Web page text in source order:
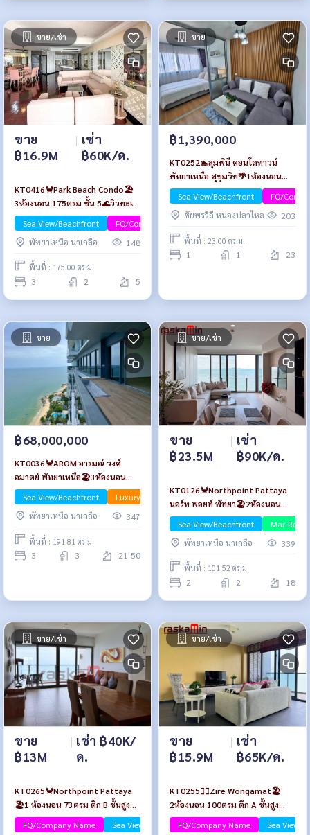
ขาย/เช่า
ขาย
฿16.9M
| เช่า
฿60K/ด.
KT0416🦀Park Beach Condo🏖️
3ห้องนอน 175ตรม ชั้น 5🌊วิวทะเล
พร้อมเฟอร์นิเจอร์
Sea View/Beachfront
FQ/Company Name
พัทยาเหนือ นาเกลือ
148
พื้นที่ : 175.00 ตร.ม.
3 2 5
ขาย
฿1,390,000
KT0252🏊ลุมพินี คอนโดทาวน์
พัทยาเหนือ-สุขุมวิท🌴1ห้องนอน
23ตรม ชั้น23 ตึกB พร้อม
เฟอร์นิเจอร์
Sea View/Beachfront
FQ/
ชัยพรวิถี หนองปลาไหล
203
พื้นที่ : 23.00 ตร.ม.
1 1 23
ขาย
฿68,000,000
KT0036🦀AROM อารมณ์ วงศ์
อมาตย์ พัทยาเหนือ🏖️3ห้องนอน
192ตรม ชั้น PH ห้องนั่งเล่นกว้าง
Sea View/Beachfront
Luxury
พัทยาเหนือ นาเกลือ
347
พื้นที่ : 191.81 ตร.ม.
3 3 21-50
ขาย/เช่า
ขาย
฿23.5M
| เช่า
฿90K/ด.
KT0126🦀Northpoint Pattaya
นอร์ท พอยท์ พัทยา🏖️2ห้องนอน
101ตรม ตึก A🌊วิวทะเล พร้อม
เฟอร์นิเจอร์
Sea View/Beachfront
Mar-Rent
พัทยาเหนือ นาเกลือ
339
พื้นที่ : 101.52 ตร.ม.
2 2 18
ขาย/เช่า
ขาย
฿13M
| เช่า ฿40K/
ด.
KT0265🦀Northpoint Pattaya
🏖️1 ห้องนอน 73ตรม ตึก B ชั้นสูง🌊
วิวทะเล พร้อมเฟอร์นิเจอร์
FQ/Company Name Sea View/Beachfront
ขาย/เช่า
ขาย
฿15.9M
| เช่า
฿65K/ด.
KT0255🏄‍♂️Zire Wongamat🏖️
2ห้องนอน 100ตรม ตึก A ชั้นสูง
พร้อมเฟอร์นิเจอร์🌊วิวทะเล
FQ/Company Name Sea View/